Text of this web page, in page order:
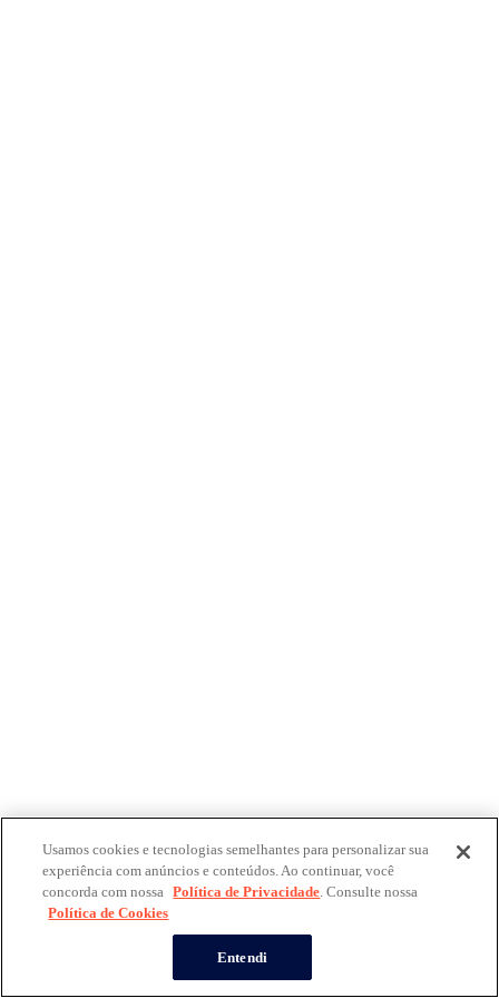
Usamos cookies e tecnologias semelhantes para personalizar sua
experiência com anúncios e conteúdos. Ao continuar, você
concorda com nossa Política de Privacidade. Consulte nossa
Política de Cookies
Entendi